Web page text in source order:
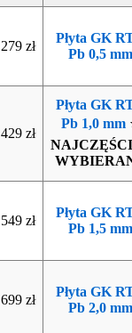
279 zł
Płyta GK
Pb 0,5 mm
429 zł
Płyta GK
Pb 1,0 mm
549 zł
Płyta GK
Pb 1,5 mm
699 zł
Płyta GK
Pb 2,0 mm